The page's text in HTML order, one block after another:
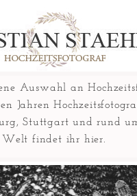
Auswahl an
Jahren
Stuttgart und rund
Welt findet ihr hier.